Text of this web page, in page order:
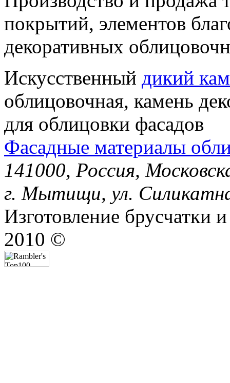
покрытий, элементов
декоративных
Искусственный дикий
облицовочная, камень
для облицовки фасадов
Фасадные материалы
141000, Россия,
г. Мытищи, ул.
Изготовление брусчатки
2010 ©